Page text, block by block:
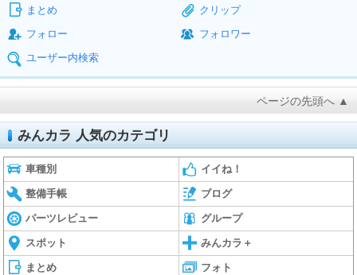
まとめ
クリップ
フォロー
フォロワー
ユーザー内検索
ページの先頭へ ▲
みんカラ 人気のカテゴリ
車種別 イイね！
整備手帳 ブログ
パーツレビュー グループ
スポット みんカラ＋
まとめ フォト